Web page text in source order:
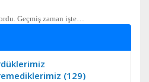
Geçmiş zaman işte…
(129)